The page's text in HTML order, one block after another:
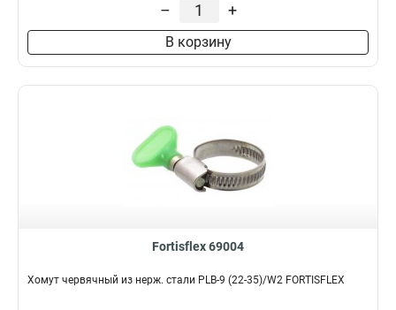
– +
В корзину
Fortisflex 69004
Хомут червячный из нерж. стали PLB-9 (22-35)/W2 FORTISFLEX